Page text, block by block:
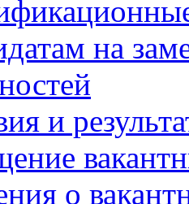
на
и
о